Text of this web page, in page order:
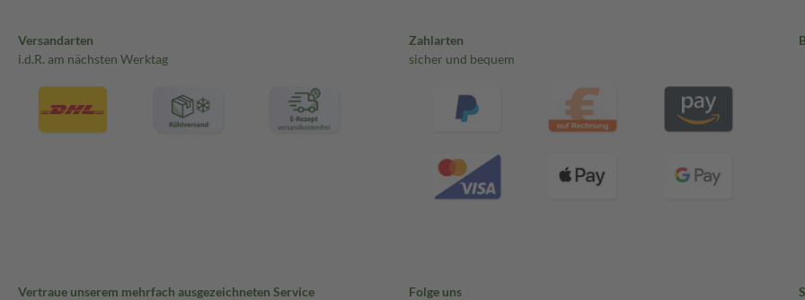
Versandarten
i.d.R. am nächsten Werktag
Zahlarten
sicher und bequem
Vertraue unserem mehrfach ausgezeichneten Service Folge uns